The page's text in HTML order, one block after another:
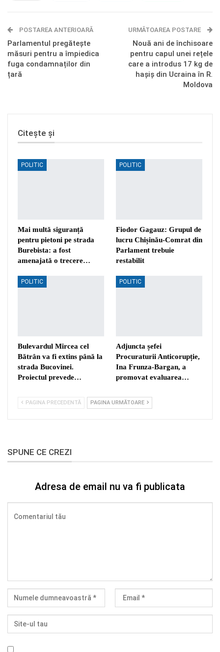
Telegram OK.ru
POSTAREA ANTERIOARĂ
Parlamentul pregătește
măsuri pentru a împiedica
fuga condamnaților din
țară
URMĂTOAREA POSTARE
Nouă ani de închisoare
pentru capul unei rețele
care a introdus 17 kg de
hașiș din Ucraina în R.
Moldova
Citește și
POLITIC
Mai multă siguranță
pentru pietoni pe strada
Burebista: a fost
amenajată o trecere…
POLITIC
Fiodor Gagauz: Grupul de
lucru Chișinău-Comrat din
Parlament trebuie
restabilit
POLITIC
Bulevardul Mircea cel
Bătrân va fi extins până la
strada Bucovinei.
Proiectul prevede…
POLITIC
Adjuncta șefei
Procuraturii Anticorupție,
Ina Frunza-Bargan, a
promovat evaluarea…
PAGINA PRECEDENTĂ PAGINA URMĂTOARE
SPUNE CE CREZI
Adresa de email nu va fi publicata